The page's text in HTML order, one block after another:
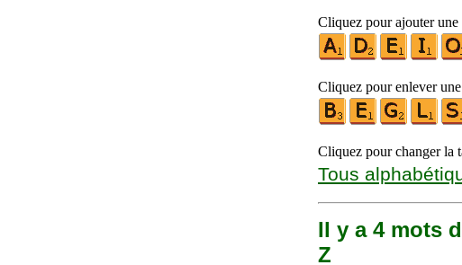
Cliquez pour ajouter
Cliquez pour enlever
Cliquez pour changer la
Tous
Il y a 4 mots
Z